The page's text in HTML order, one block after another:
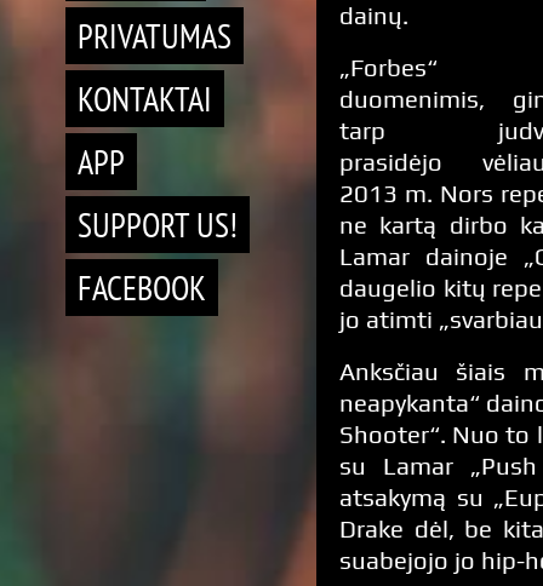
PRIVATUMAS
KONTAKTAI
APP
SUPPORT US!
FACEBOOK
dainų.
„Forbes“
duomenimis,
tarp
prasidėjo
2013 m. Nors
ne kartą dirbo
Lamar dainoje
daugelio kitų
jo atimti
Anksčiau šiais
neapykanta“
Shooter“. Nuo to
su Lamar
atsakymą su
Drake dėl, be
suabejojo ​​jo hip-